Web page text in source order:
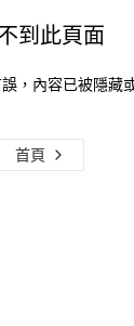
到此頁面
，內容已被隱藏
首頁